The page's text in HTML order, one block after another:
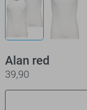
Alan red
39,90